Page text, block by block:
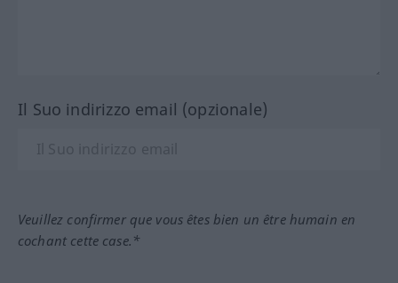
Il Suo indirizzo email (opzionale)
Veuillez confirmer que vous êtes bien un être humain en
cochant cette case.*